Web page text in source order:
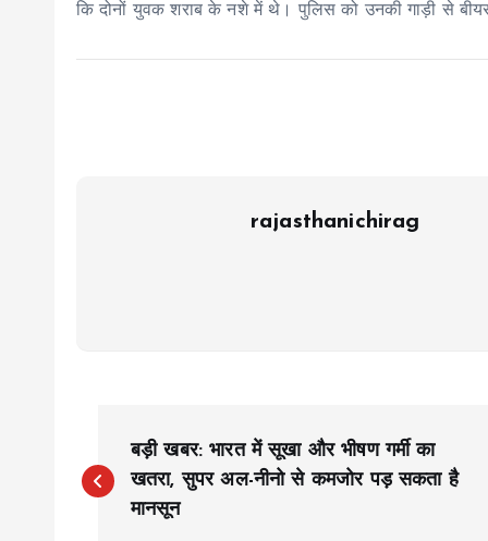
कि दोनों युवक शराब के नशे में थे। पुलिस को उनकी गाड़ी से
rajasthanichirag
o
बड़ी खबर: भारत में सूखा और भीषण गर्मी का
खतरा, सुपर अल-नीनो से कमजोर पड़ सकता है
मानसून